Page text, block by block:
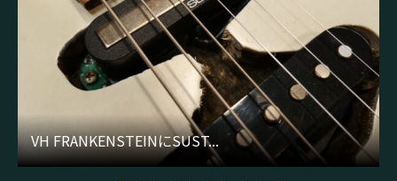
VH FRANKENSTEINにSUST...